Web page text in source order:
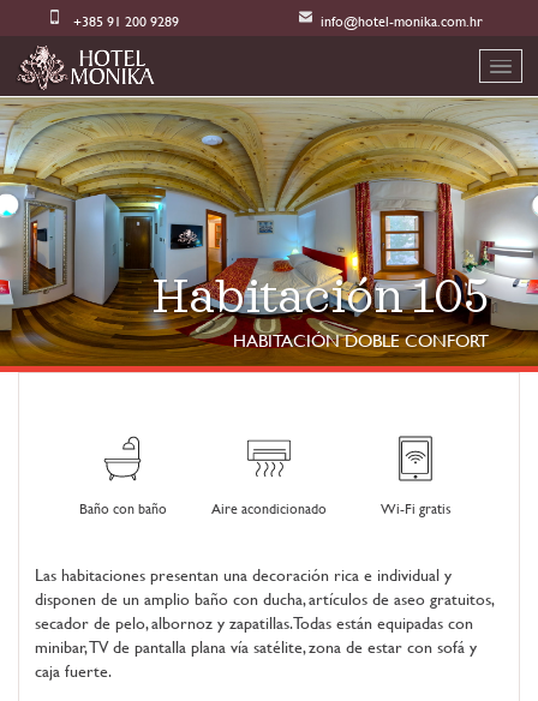
+385 91 200 9289 info@hotel-monika.com.hr
Habitación 105
HABITACIÓN DOBLE CONFORT
Baño con baño Aire acondicionado Wi-Fi gratis
Las habitaciones presentan una decoración rica e individual y
disponen de un amplio baño con ducha, artículos de aseo gratuitos,
secador de pelo, albornoz y zapatillas. Todas están equipadas con
minibar, TV de pantalla plana vía satélite, zona de estar con sofá y
caja fuerte.